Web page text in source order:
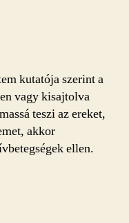
kutatója szerint a
vagy kisajtolva
teszi az ereket,
akkor
ellen.